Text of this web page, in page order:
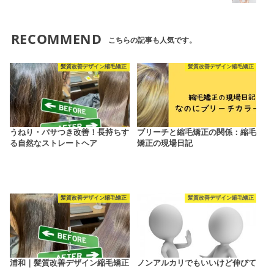
RECOMMEND こちらの記事も人気です。
髪質改善デザイン縮毛矯正
うねり・パサつき改善！長持ちす
る自然なストレートヘア
髪質改善デザイン縮毛矯正
ブリーチと縮毛矯正の関係：縮毛
矯正の現場日記
髪質改善デザイン縮毛矯正
浦和｜髪質改善デザイン縮毛矯正
髪質改善デザイン縮毛矯正
ノンアルカリでもいいけど伸びて